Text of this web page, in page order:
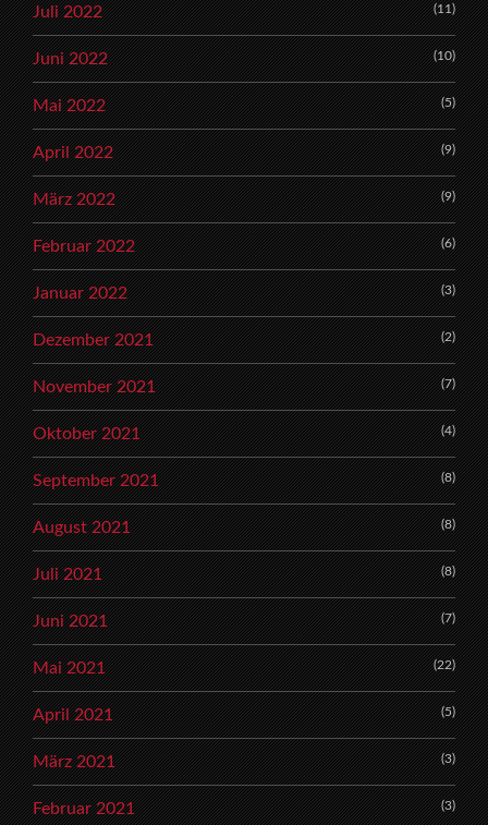
Juli 2022 (11)
Juni 2022 (10)
Mai 2022 (5)
April 2022 (9)
März 2022 (9)
Februar 2022 (6)
Januar 2022 (3)
Dezember 2021 (2)
November 2021 (7)
Oktober 2021 (4)
September 2021 (8)
August 2021 (8)
Juli 2021 (8)
Juni 2021 (7)
Mai 2021 (22)
April 2021 (5)
März 2021 (3)
Februar 2021 (3)